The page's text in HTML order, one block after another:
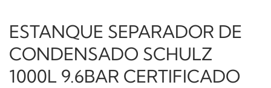
ESTANQUE SEPARADOR DE
CONDENSADO SCHULZ
1000L 9.6BAR CERTIFICADO